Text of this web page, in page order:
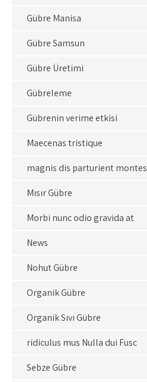
Gübre Manisa
Gübre Samsun
Gübre Üretimi
Gübreleme
Gübrenin verime etkisi
Maecenas tristique
magnis dis parturient montes
Mısır Gübre
Morbi nunc odio gravida at
News
Nohut Gübre
Organik Gübre
Organik Sıvı Gübre
ridiculus mus Nulla dui Fusc
Sebze Gübre